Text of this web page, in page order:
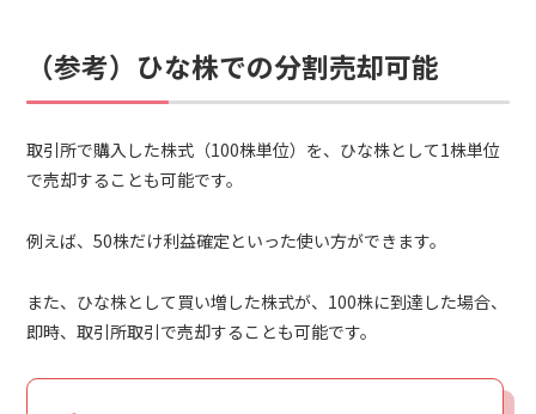
（参考）ひな株での分割売却可能
取引所で購入した株式（100株単位）を、ひな株として1株単位
で売却することも可能です。
例えば、50株だけ利益確定といった使い方ができます。
また、ひな株として買い増した株式が、100株に到達した場合、
即時、取引所取引で売却することも可能です。